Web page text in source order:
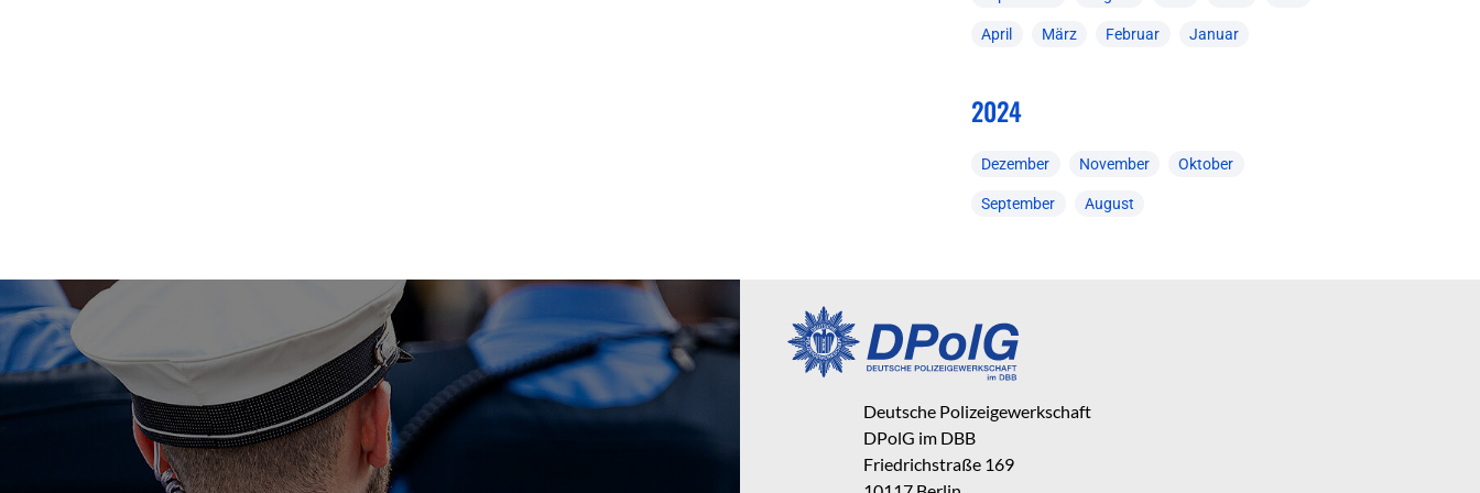
April März Februar Januar
2024
Dezember November Oktober
September August
Deutsche Polizeigewerkschaft
DPolG im DBB
Friedrichstraße 169